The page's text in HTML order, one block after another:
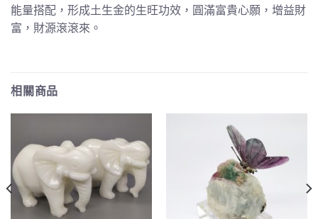
能量搭配，形成土生金的生旺功效，圓滿富貴心願，增益財
富，財源滾滾來。
相關商品